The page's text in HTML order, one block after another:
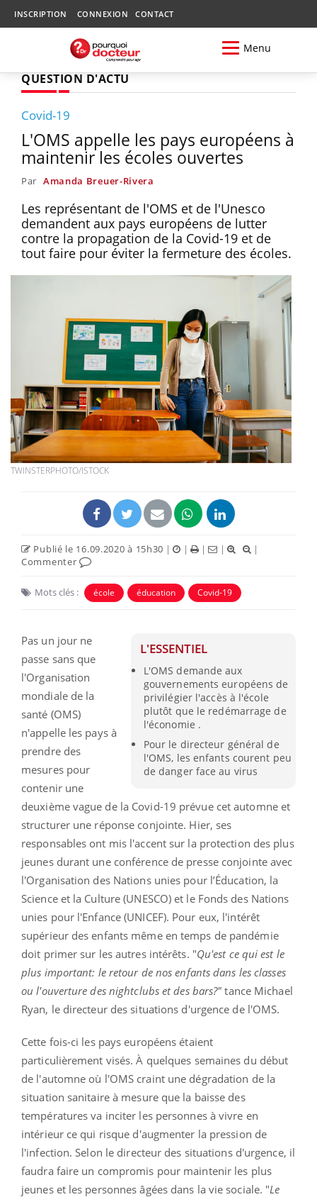
INSCRIPTION CONNEXION CONTACT
Menu
QUESTION D'ACTU
Covid-19
L'OMS appelle les pays européens à
maintenir les écoles ouvertes
Par Amanda Breuer-Rivera
Les représentant de l'OMS et de l'Unesco
demandent aux pays européens de lutter
contre la propagation de la Covid-19 et de
tout faire pour éviter la fermeture des écoles.
TWINSTERPHOTO/ISTOCK
Publié le 16.09.2020 à 15h30 | | | |
|
Commenter
Mots clés : école éducation Covid-19
L'ESSENTIEL
L'OMS demande aux
gouvernements européens de
privilégier l'accès à l'école
plutôt que le redémarrage de
l'économie .
Pour le directeur général de
l'OMS, les enfants courent peu
de danger face au virus
Pas un jour ne
passe sans que
l'Organisation
mondiale de la
santé (OMS)
n'appelle les pays à
prendre des
mesures pour
contenir une
deuxième vague de la Covid-19 prévue cet automne et
structurer une réponse conjointe. Hier, ses
responsables ont mis l'accent sur la protection des plus
jeunes durant une conférence de presse conjointe avec
l'Organisation des Nations unies pour l’Éducation, la
Science et la Culture (UNESCO) et le Fonds des Nations
unies pour l'Enfance (UNICEF). Pour eux, l'intérêt
supérieur des enfants même en temps de pandémie
doit primer sur les autres intérêts. "Qu'est ce qui est le
plus important: le retour de nos enfants dans les classes
ou l'ouverture des nightclubs et des bars?" tance Michael
Ryan, le directeur des situations d'urgence de l'OMS.
Cette fois-ci les pays européens étaient
particulièrement visés. À quelques semaines du début
de l'automne où l'OMS craint une dégradation de la
situation sanitaire à mesure que la baisse des
températures va inciter les personnes à vivre en
intérieur ce qui risque d'augmenter la pression de
l'infection. Selon le directeur des situations d'urgence, il
faudra faire un compromis pour maintenir les plus
jeunes et les personnes âgées dans la vie sociale. "Le